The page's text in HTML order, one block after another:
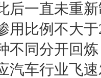
后一直未重
用比例不大
不同分开回
汽车行业飞